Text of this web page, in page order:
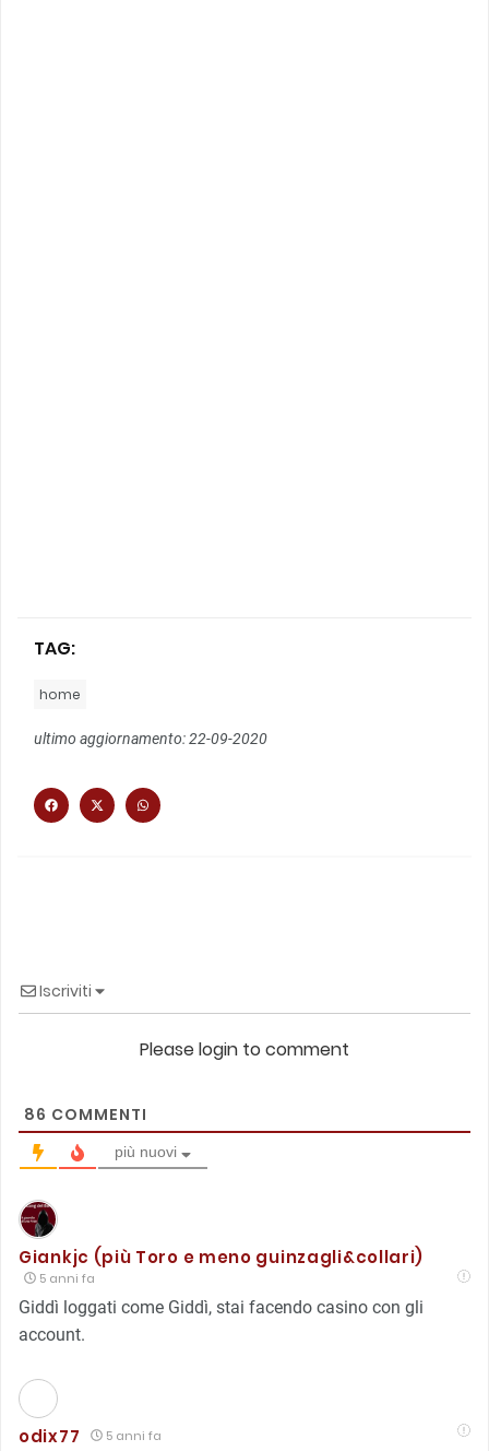
TAG:
home
ultimo aggiornamento: 22-09-2020
Iscriviti
Please login to comment
86 COMMENTI
più nuovi
Giankjc (più Toro e meno guinzagli&collari)
5 anni fa
Giddì loggati come Giddì, stai facendo casino con gli
account.
odix77 5 anni fa